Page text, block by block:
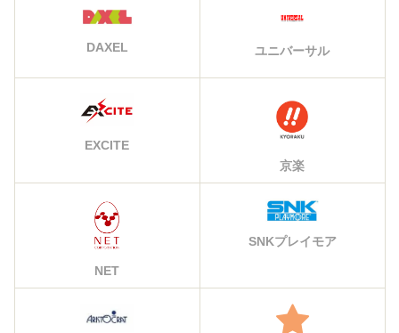
DAXEL ユニバーサル
EXCITE
京楽
NET
SNKプレイモア